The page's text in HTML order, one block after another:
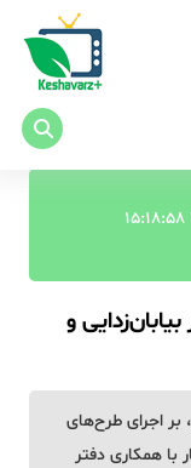
و
بر اجرای طرح‌های
با همکاری دفتر